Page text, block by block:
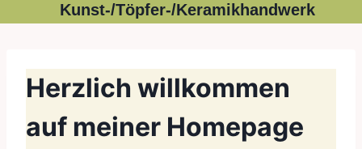
Kunst-/Töpfer-/Keramikhandwerk
Herzlich willkommen
auf meiner Homepage